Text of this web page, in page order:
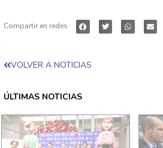
Compartir en redes
VOLVER A NOTICIAS
ÚLTIMAS NOTICIAS